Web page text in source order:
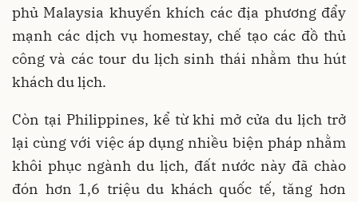
phủ Malaysia khuyến khích các địa phương đẩy
mạnh các dịch vụ homestay, chế tạo các đồ thủ
công và các tour du lịch sinh thái nhằm thu hút
khách du lịch.
Còn tại Philippines, kể từ khi mở cửa du lịch trở
lại cùng với việc áp dụng nhiều biện pháp nhằm
khôi phục ngành du lịch, đất nước này đã chào
đón hơn 1,6 triệu du khách quốc tế, tăng hơn